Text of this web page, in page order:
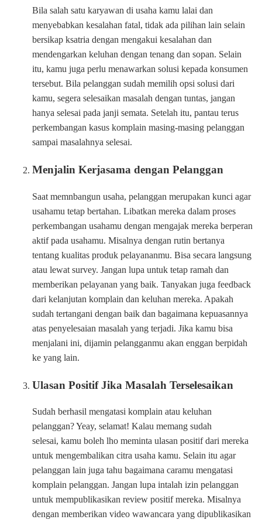
Bila salah satu karyawan di usaha kamu lalai dan
menyebabkan kesalahan fatal, tidak ada pilihan lain selain
bersikap ksatria dengan mengakui kesalahan dan
mendengarkan keluhan dengan tenang dan sopan. Selain
itu, kamu juga perlu menawarkan solusi kepada konsumen
tersebut. Bila pelanggan sudah memilih opsi solusi dari
kamu, segera selesaikan masalah dengan tuntas, jangan
hanya selesai pada janji semata. Setelah itu, pantau terus
perkembangan kasus komplain masing-masing pelanggan
sampai masalahnya selesai.
Menjalin Kerjasama dengan Pelanggan
Saat memnbangun usaha, pelanggan merupakan kunci agar
usahamu tetap bertahan. Libatkan mereka dalam proses
perkembangan usahamu dengan mengajak mereka berperan
aktif pada usahamu. Misalnya dengan rutin bertanya
tentang kualitas produk pelayananmu. Bisa secara langsung
atau lewat survey. Jangan lupa untuk tetap ramah dan
memberikan pelayanan yang baik. Tanyakan juga feedback
dari kelanjutan komplain dan keluhan mereka. Apakah
sudah tertangani dengan baik dan bagaimana kepuasannya
atas penyelesaian masalah yang terjadi. Jika kamu bisa
menjalani ini, dijamin pelangganmu akan enggan berpidah
ke yang lain.
Ulasan Positif Jika Masalah Terselesaikan
Sudah berhasil mengatasi komplain atau keluhan
pelanggan? Yeay, selamat! Kalau memang sudah
selesai, kamu boleh lho meminta ulasan positif dari mereka
untuk mengembalikan citra usaha kamu. Selain itu agar
pelanggan lain juga tahu bagaimana caramu mengatasi
komplain pelanggan. Jangan lupa intalah izin pelanggan
untuk mempublikasikan review positif mereka. Misalnya
dengan memberikan video wawancara yang dipublikasikan